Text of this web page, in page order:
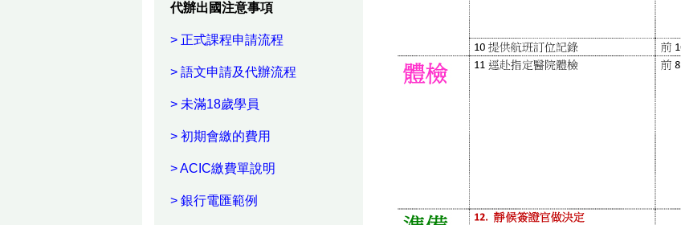
代辦出國注意事項
> 正式課程申請流程
> 語文申請及代辦流程
> 未滿18歲學員
> 初期會繳的費用
>ACIC繳費單說明
> 銀行電匯範例